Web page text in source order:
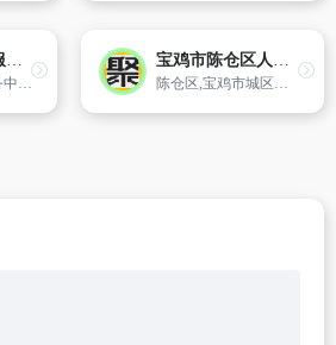
绍兴公安网上服务中心
绍兴公安网上服务中心是绍兴市公安局在国际互联网上建立的便民服务政府网站,是为市民提供便捷高效网上公安服务的窗口,其中涉及到的网上户政服务专栏,居民身份证特殊服务,居民身份证领证绿色通道,居民身份证照片信息更正,寻亲访友,专业运输单位、社区平台,学车报名服务平台,购车咨询平台,刑事案件查询等
宝鸡市陈仓区人民政府门户网站
陈仓区,宝鸡市城区之一,位于陕西省西部,西与甘肃省天水市、清水县相邻。地处秦岭山地、关中平原、黄土高原过渡区,地貌由山、塬、川组成。属大陆性暖温带季风气候,年均气温13℃,年降水量701毫米。主要河流有渭河、千河、金陵河。宝中铁路与陇海铁路交汇于此,310国道、G30西宝高速公路和210省道、212省道过境